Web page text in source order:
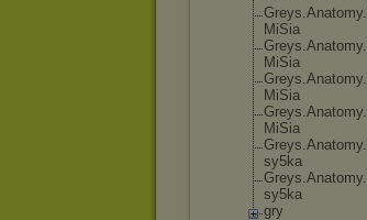
Greys.Anatomy.
MiSia
Greys.Anatomy.
MiSia
Greys.Anatomy.
MiSia
Greys.Anatomy.
MiSia
Greys.Anatomy.
sy5ka
Greys.Anatomy.
sy5ka
gry